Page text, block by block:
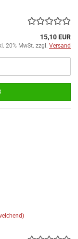
15,10 EUR
20% MwSt. zzgl. Versand